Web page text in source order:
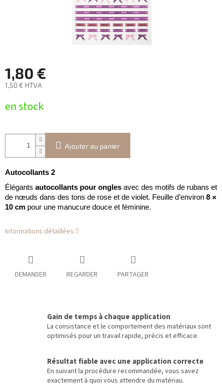
1,80 €
1,50 € HTVA
de
en stock
Ajouter au panier
Autocollants 2
Élégants autocollants pour ongles avec des motifs de rubans et
de nœuds dans des tons de rose et de violet. Feuille d’environ 8 ×
10 cm pour une manucure douce et féminine.
Informations détaillées
DEMANDER REGARDER PARTAGER
Gain de temps à chaque application
La consistance et le comportement des matériaux sont
optimisés pour un travail rapide, précis et efficace.
Résultat fiable avec une application correcte
En suivant la procédure recommandée, vous savez
exactement à quoi vous attendre du matériau.